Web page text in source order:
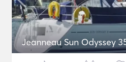
Jeanneau Sun Odyssey